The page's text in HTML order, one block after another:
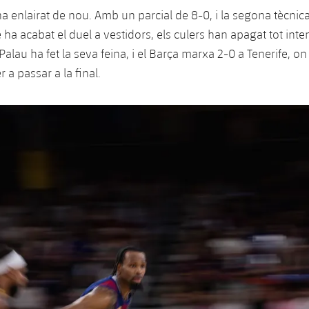
enlairat de nou. Amb un parcial de 8-0, i la segona
acabat el duel a vestidors, els culers han apagat tot
ha fet la seva feina, i el Barça marxa 2-0 a Tenerife,
a passar a la final.